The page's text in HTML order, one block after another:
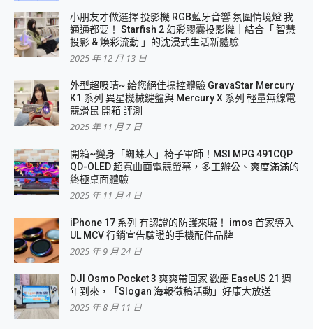
小朋友才做選擇 投影機 RGB藍牙音響 氛圍情境燈 我
通通都要！ Starfish 2 幻彩膠囊投影機｜結合「 智慧
投影 & 煥彩流動 」的沈浸式生活新體驗
2025 年 12 月 13 日
外型超吸晴~ 給您絕佳操控體驗 GravaStar Mercury
K1 系列 異星機械鍵盤與 Mercury X 系列 輕量無線電
競滑鼠 開箱 評測
2025 年 11 月 7 日
開箱~變身「蜘蛛人」椅子軍師！MSI MPG 491CQP
QD-OLED 超寬曲面電競螢幕，多工辦公、爽度滿滿的
終極桌面體驗
2025 年 11 月 4 日
iPhone 17 系列 有認證的防護來囉！ imos 首家導入
UL MCV 行銷宣告驗證的手機配件品牌
2025 年 9 月 24 日
DJI Osmo Pocket 3 爽爽帶回家 歡慶 EaseUS 21 週
年到來，「Slogan 海報徵稿活動」好康大放送
2025 年 8 月 11 日